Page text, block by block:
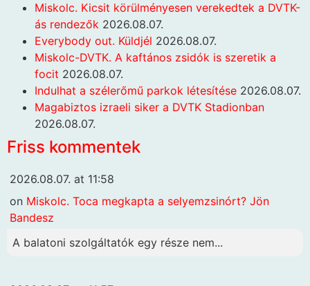
Miskolc. Kicsit körülményesen verekedtek a DVTK-
ás rendezők 2026.08.07.
Everybody out. Küldjél 2026.08.07.
Miskolc-DVTK. A kaftános zsidók is szeretik a
focit 2026.08.07.
Indulhat a szélerőmű parkok létesítése 2026.08.07.
Magabiztos izraeli siker a DVTK Stadionban
2026.08.07.
Friss kommentek
2026.08.07. at 11:58
on Miskolc. Toca megkapta a selyemzsinórt? Jön
Bandesz
A balatoni szolgáltatók egy része nem...